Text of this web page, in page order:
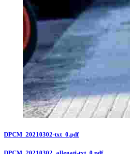
DPCM_20210302-txt_0.pdf